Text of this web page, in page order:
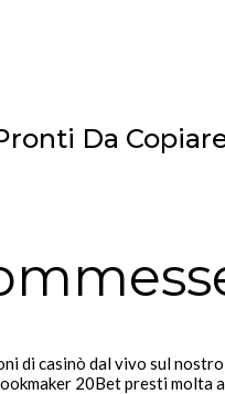
Da
di casinò dal vivo sul
20Bet presti molta